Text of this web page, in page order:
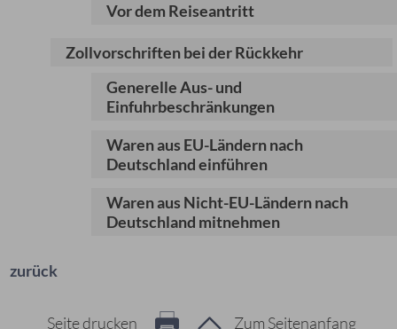
Vor dem Reiseantritt
Zollvorschriften bei der Rückkehr
Generelle Aus- und
Einfuhrbeschränkungen
Waren aus EU-Ländern nach
Deutschland einführen
Waren aus Nicht-EU-Ländern nach
Deutschland mitnehmen
zurück
Zum Seitenanfang
Seite drucken